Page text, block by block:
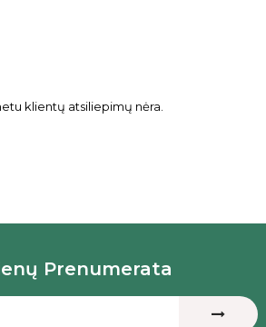
klientų atsiliepimų nėra.
Prenumerata